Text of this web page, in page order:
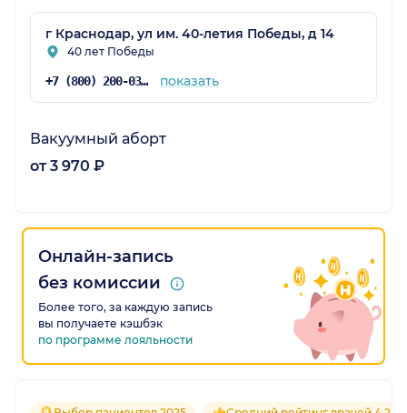
г Краснодар, ул им. 40-летия Победы, д 14
40 лет Победы
+7 (800) 200-03-66 показать
Вакуумный аборт
от 3 970 ₽
Онлайн-запись
без комиссии
Более того, за каждую запись
вы получаете кэшбэк
по программе лояльности